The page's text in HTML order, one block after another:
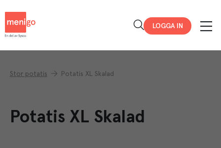
LOGGA IN
Stor potatis Potatis XL Skalad
Potatis XL Skalad